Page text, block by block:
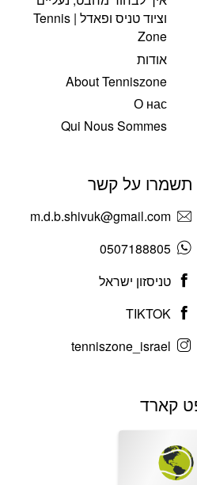
וציוד טניס ופאדל | Tennis
Zone
אודות
About Tenniszone
О нас
Qui Nous Sommes
תשמרו על קשר
m.d.b.shivuk@gmail.com
0507188805
טניסזון ישראל
TIKTOK
tenniszone_israel
קארד